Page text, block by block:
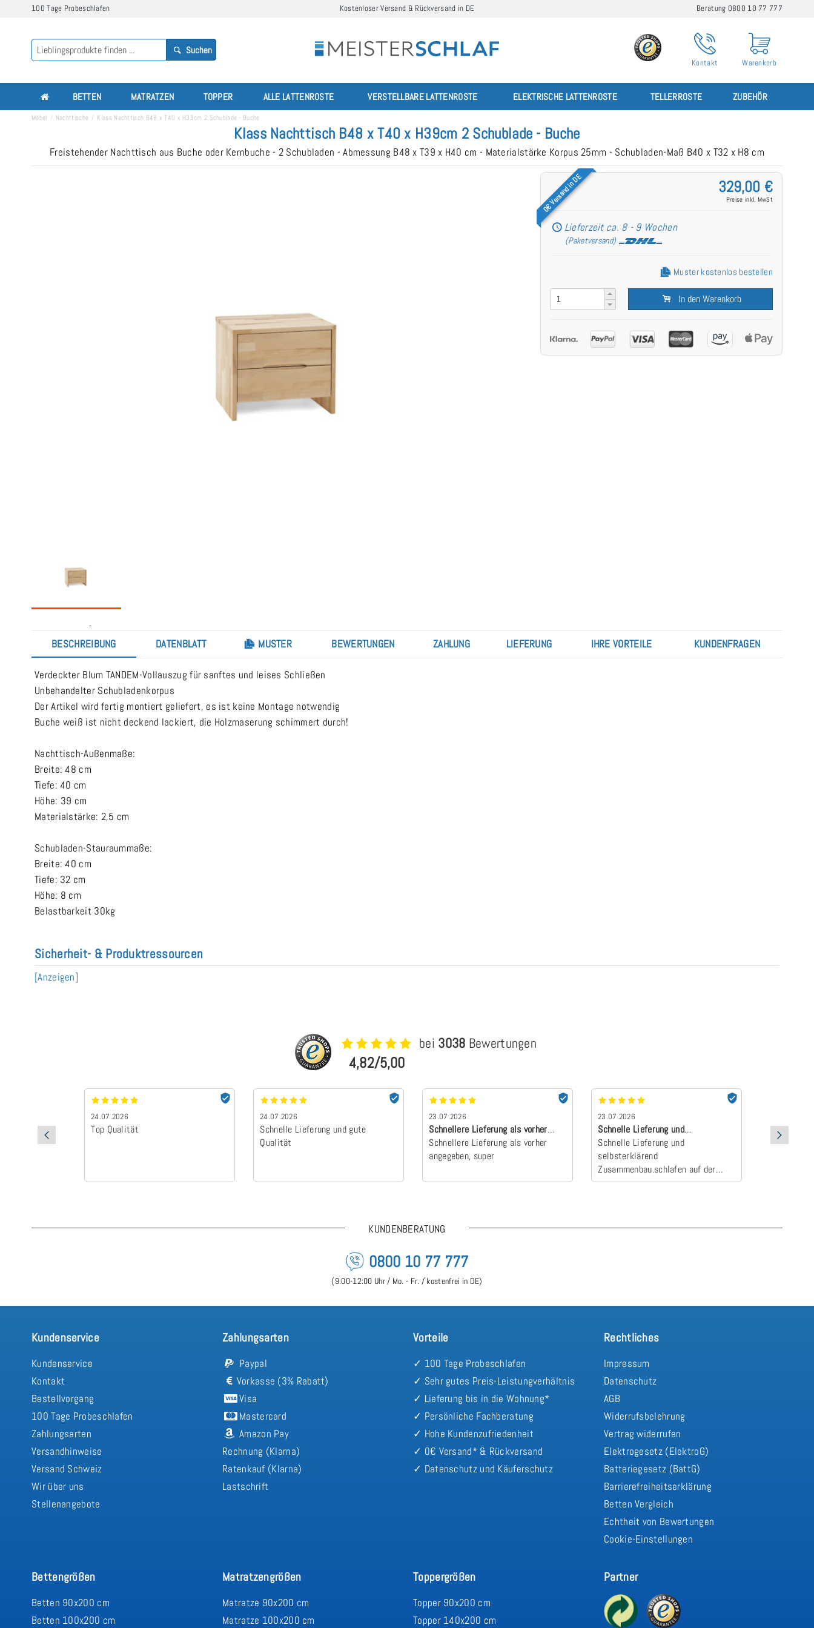
100 Tage Probeschlafen Kostenloser Versand & Rückversand in DE Beratung 0800 10 77 777
Suchen
Kontakt Warenkorb
BETTEN MATRATZEN TOPPER ALLE LATTENROSTE VERSTELLBARE LATTENROSTE ELEKTRISCHE LATTENROSTE TELLERROSTE ZUBEHÖR
Möbel Nachttische Klass Nachttisch B48 x T40 x H39cm 2 Schublade - Buche
Klass Nachttisch B48 x T40 x H39cm 2 Schublade - Buche
Freistehender Nachttisch aus Buche oder Kernbuche - 2 Schubladen - Abmessung B48 x T39 x H40 cm - Materialstärke Korpus 25mm - Schubladen-Maß B40 x T32 x H8 cm
0€ Versand in DE 329,00 €
Preise inkl. MwSt
Lieferzeit ca. 8 - 9 Wochen
(Paketversand)
Muster kostenlos bestellen
In den Warenkorb
.
BESCHREIBUNG
DATENBLATT MUSTER BEWERTUNGEN ZAHLUNG LIEFERUNG IHRE VORTEILE KUNDENFRAGEN
Verdeckter Blum TANDEM-Vollauszug für sanftes und leises Schließen
Unbehandelter Schubladenkorpus
Der Artikel wird fertig montiert geliefert, es ist keine Montage notwendig
Buche weiß ist nicht deckend lackiert, die Holzmaserung schimmert durch!
Nachttisch-Außenmaße:
Breite: 48 cm
Tiefe: 40 cm
Höhe: 39 cm
Materialstärke: 2,5 cm
Schubladen-Stauraummaße:
Breite: 40 cm
Tiefe: 32 cm
Höhe: 8 cm
Belastbarkeit 30kg
Sicherheit- & Produktressourcen
[Anzeigen]
4,82/5,00
bei 3038 Bewertungen
24.07.2026
Top Qualität
24.07.2026
Schnelle Lieferung und gute
Qualität
23.07.2026
Schnellere Lieferung als vorher
angegebe…
Schnellere Lieferung als vorher
angegeben, super
23.07.2026
Schnelle Lieferung und
selbsterklärend Z…
Schnelle Lieferung und
selbsterklärend
Zusammenbau.schlafen auf der
neuen Matratze einfach himmlisch
absolut
Der
KUNDENBERATUNG
0800 10 77 777
(9:00-12:00 Uhr / Mo. - Fr. / kostenfrei in DE)
Kundenservice
Kundenservice
Kontakt
Bestellvorgang
100 Tage Probeschlafen
Zahlungsarten
Versandhinweise
Versand Schweiz
Wir über uns
Stellenangebote
Zahlungsarten
Paypal
Vorkasse (3% Rabatt)
Visa
Mastercard
Amazon Pay
Rechnung (Klarna)
Ratenkauf (Klarna)
Lastschrift
Vorteile
✓ 100 Tage Probeschlafen
✓ Sehr gutes Preis-Leistungverhältnis
✓ Lieferung bis in die Wohnung*
✓ Persönliche Fachberatung
✓ Hohe Kundenzufriedenheit
✓ 0€ Versand* & Rückversand
✓ Datenschutz und Käuferschutz
Rechtliches
Impressum
Datenschutz
AGB
Widerrufsbelehrung
Vertrag widerrufen
Elektrogesetz (ElektroG)
Batteriegesetz (BattG)
Barrierefreiheitserklärung
Betten Vergleich
Echtheit von Bewertungen
Cookie-Einstellungen
Bettengrößen
Betten 90x200 cm
Betten 100x200 cm
Matratzengrößen
Matratze 90x200 cm
Matratze 100x200 cm
Toppergrößen
Topper 90x200 cm
Topper 140x200 cm
Partner